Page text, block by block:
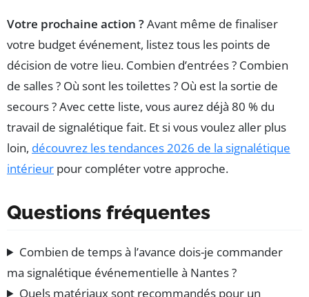
Votre prochaine action ?Avant même de finaliser
votre budget événement, listez tous les points de
décision de votre lieu. Combien d’entrées ? Combien
de salles ? Où sont les toilettes ? Où est la sortie de
secours ? Avec cette liste, vous aurez déjà 80 % du
travail de signalétique fait. Et si vous voulez aller plus
loin, découvrez les tendances 2026 de la signalétique
intérieur pour compléter votre approche.
Questions fréquentes
Combien de temps à l’avance dois-je commander
ma signalétique événementielle à Nantes ?
Quels matériaux sont recommandés pour un